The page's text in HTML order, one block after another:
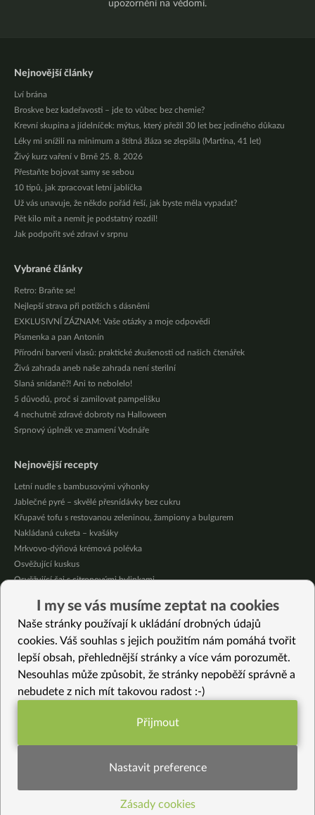
upozornění na vědomí.
Nejnovější články
Lví brána
Broskve bez kadeřavosti – jde to vůbec bez chemie?
Krevní skupina a jídelníček: mýtus, který přežil 30 let bez jediného důkazu
Léky mi snížili na minimum a štítná žláza se zlepšila (Martina, 41 let)
Živý kurz vaření v Brně 25. 8. 2026
Přestaňte bojovat samy se sebou
10 tipů, jak zpracovat letní jablíčka
Už vás unavuje, že někdo pořád řeší, jak byste měla vypadat?
Pět kilo mít a nemít je podstatný rozdíl!
Jak podpořit své zdraví v srpnu
Vybrané články
Retro: Braňte se!
Nejlepší strava při potížích s dásněmi
EXKLUSIVNÍ ZÁZNAM: Vaše otázky a moje odpovědi
Písmenka a pan Antonín
Přírodní barvení vlasů: praktické zkušenosti od našich čtenářek
Živá zahrada aneb naše zahrada není sterilní
Slaná snídaně?! Ani to nebolelo!
5 důvodů, proč si zamilovat pampelišku
4 nechutně zdravé dobroty na Halloween
Srpnový úplněk ve znamení Vodnáře
Nejnovější recepty
Letní nudle s bambusovými výhonky
Jablečné pyré – skvělé přesnídávky bez cukru
Křupavé tofu s restovanou zeleninou, žampiony a bulgurem
Nakládaná cuketa – kvašáky
Mrkvovo-dýňová krémová polévka
Osvěžující kuskus
Osvěžující čaj s citronovými bylinkami
Čokoládové muffiny s mangovým krémem
Meruňky a jablka v citrónovém želé
Vybrané recepty
Vánoční červený salát
Jogurtový nápoj (bez sóji, bez lepku, bez cukru)
Smažená rýže s chilli papričkou a petrželkou
Cizrnové kari pro chladné dny
I my se vás musíme zeptat na cookies
Naše stránky používají k ukládání drobných údajů
cookies. Váš souhlas s jejich použitím nám pomáhá tvořit
lepší obsah, přehlednější stránky a více vám porozumět.
Nesouhlas může způsobit, že stránky nepoběží správně a
nebudete z nich mít takovou radost :-)
Funkční nastavení potřebujeme (vždy
Statistiky pro lepší obsah
Přijmout
Nastavit preference
Zásady cookies